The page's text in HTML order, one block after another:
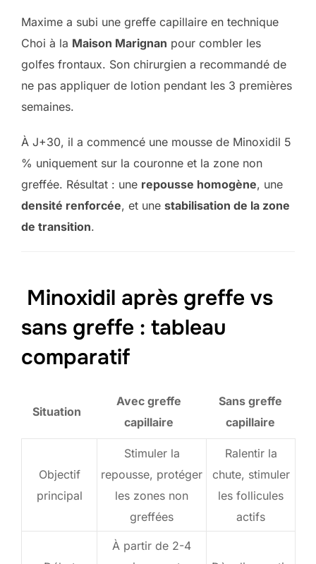
Maxime a subi une greffe capillaire en technique
Choi à la Maison Marignan pour combler les
golfes frontaux. Son chirurgien a recommandé de
ne pas appliquer de lotion pendant les 3 premières
semaines.
À J+30, il a commencé une mousse de Minoxidil 5
% uniquement sur la couronne et la zone non
greffée. Résultat : une repousse homogène, une
densité renforcée, et une stabilisation de la zone
de transition.
Minoxidil après greffe vs
sans greffe : tableau
comparatif
Situation
Avec greffe
capillaire
Sans greffe
capillaire
Objectif
principal
Stimuler la
repousse, protéger
les zones non
greffées
Ralentir la
chute, stimuler
les follicules
actifs
À partir de 2-4